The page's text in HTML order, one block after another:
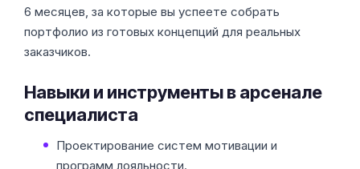
6 месяцев, за которые вы успеете собрать
портфолио из готовых концепций для реальных
заказчиков.
Навыки и инструменты в арсенале
специалиста
Проектирование систем мотивации и
программ лояльности.